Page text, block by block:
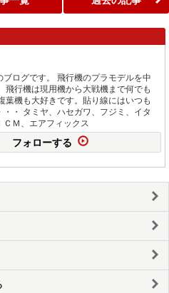
ブログです。 飛行機のプラモデルを中
飛行機は現用機から大戦機まで何でも
葉機も大好きです。貼り線にはいつも
・ タミヤ、ハセガワ、フジミ、イタ
ＣＭ、エアフィックス
フォローする